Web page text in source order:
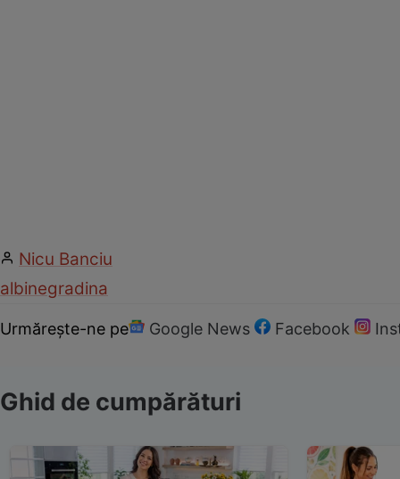
Nicu Banciu
albinegradina
Urmărește-ne pe Google News Facebook
Ghid de cumpărături